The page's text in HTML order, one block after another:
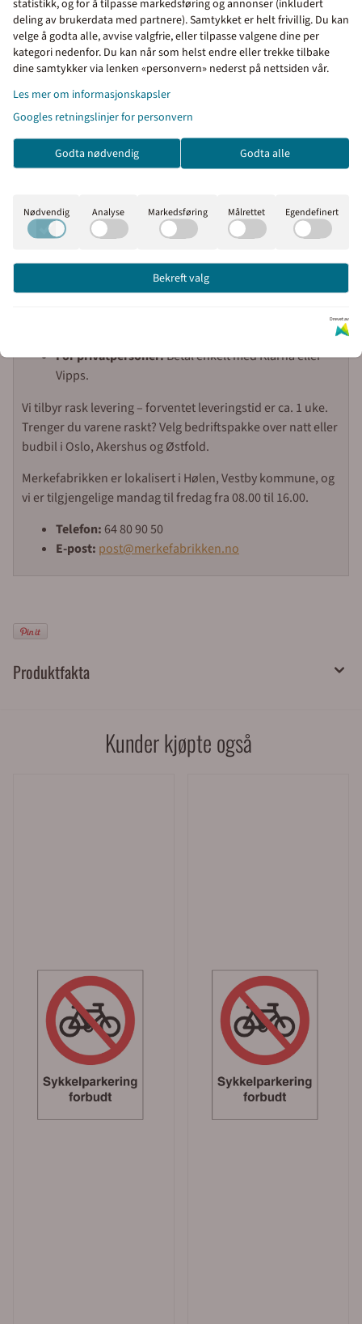
Lagerområder og industrielle soner
Monteringsveiledning:
høyde er i synshøyde – typisk ca. 160 cm fra bakkenivå. Skiltet
festes enkelt med ferdigmontert dobbeltsidig tape på
rengjort, jevn overflate. Alternativt kan det monteres med lim
eller skruer.
Bestill enkelt i vår nettbutikk! Legg produktene i
bestillingen i kassen.
For bedrifter, borettslag og kommuner:Betal med
For privatpersoner:Betal enkelt med Klarna eller
Vipps.
Vi tilbyr rask levering – forventet leveringstid er ca. 1 uke.
Trenger du varene raskt? Velg bedriftspakke over natt eller
budbil i Oslo, Akershus og Østfold.
Merkefabrikken er lokalisert i Hølen, Vestby kommune, og
vi er tilgjengelige mandag til fredag fra 08.00 til 16.00.
Telefon: 64 80 90 50
E-post: post@merkefabrikken.no
Produktfakta
Kunder kjøpte også
Priser inkl. eller ekskl.
mva
I denne butikken kan du
velge om du vil se prisene
med eller uten moms.
statistikk, og for å tilpasse markedsføring og annonser (inkludert
deling av brukerdata med partnere). Samtykket er helt frivillig. Du kan
velge å godta alle, avvise valgfrie, eller tilpasse valgene dine per
kategori nedenfor. Du kan når som helst endre eller trekke tilbake
dine samtykker via lenken «personvern» nederst på nettsiden vår.
Les mer om informasjonskapsler
Googles retningslinjer for personvern
Godta nødvendig Godta alle
Nødvendig Analyse Markedsføring Målrettet Egendefinert
Bekreft valg
Drevet av